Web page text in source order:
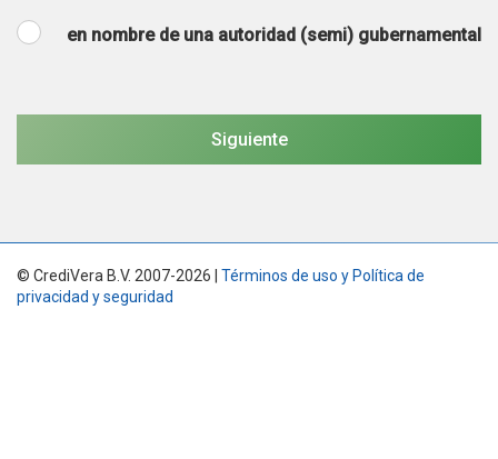
en nombre de una autoridad (semi) gubernamental
© CrediVera B.V. 2007-2026 | Términos de uso y Política de
privacidad y seguridad